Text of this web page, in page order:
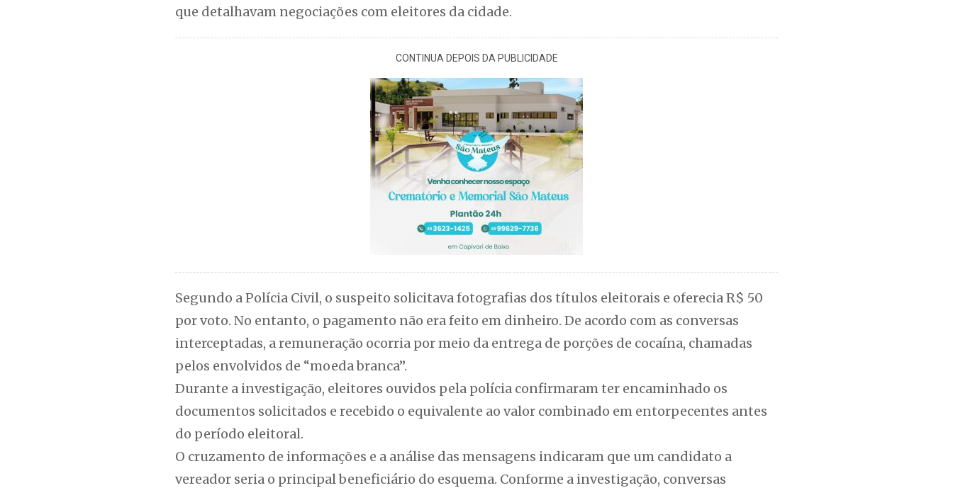
que detalhavam negociações com eleitores da cidade.
CONTINUA DEPOIS DA PUBLICIDADE
Segundo a Polícia Civil, o suspeito solicitava fotografias dos títulos eleitorais e oferecia R$ 50
por voto. No entanto, o pagamento não era feito em dinheiro. De acordo com as conversas
interceptadas, a remuneração ocorria por meio da entrega de porções de cocaína, chamadas
pelos envolvidos de “moeda branca”.
Durante a investigação, eleitores ouvidos pela polícia confirmaram ter encaminhado os
documentos solicitados e recebido o equivalente ao valor combinado em entorpecentes antes
do período eleitoral.
O cruzamento de informações e a análise das mensagens indicaram que um candidato a
vereador seria o principal beneficiário do esquema. Conforme a investigação, conversas